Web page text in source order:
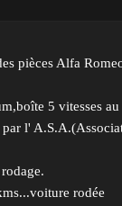
pièces Alfa
5 vitesses
l'
rodée